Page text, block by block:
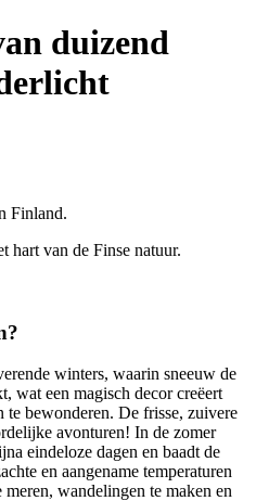
duizend
Finland.
hart van de Finse natuur.
winters, waarin sneeuw de
wat een magisch decor creëert
bewonderen. De frisse, zuivere
avonturen! In de zomer
eindeloze dagen en baadt de
en aangename temperaturen
wandelingen te maken en